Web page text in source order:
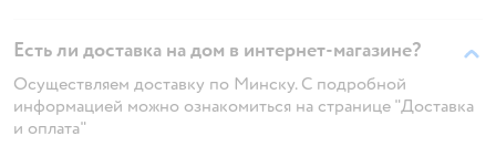
Есть ли доставка на дом в интернет-магазине?
Осуществляем доставку по Минску. С подробной
информацией можно ознакомиться на странице "Доставка
и оплата"